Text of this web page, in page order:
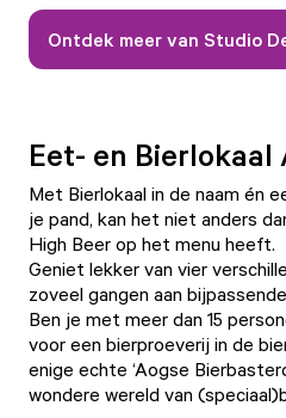
Ontdek meer van Studio
Eet- en Bierlokaal
Met Bierlokaal in de naam én
je pand, kan het niet anders
High Beer op het menu heeft.
Geniet lekker van vier
zoveel gangen aan
Ben je met meer dan 15
voor een bierproeverij in de
enige echte ‘Aogse
wondere wereld van